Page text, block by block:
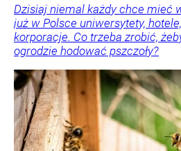
Dzisiaj niemal każdy chce mieć
już w Polsce uniwersytety,
korporacje. Co trzeba zrobić,
ogrodzie hodować pszczoły?